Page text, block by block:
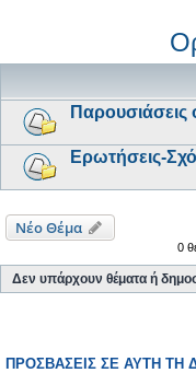
Ερωτήσεις-
Νέο Θέμα
0
Δεν υπάρχουν θέματα ή
ΠΡΟΣΒΆΣΕΙΣ ΣΕ ΑΥΤΉ ΤΗ